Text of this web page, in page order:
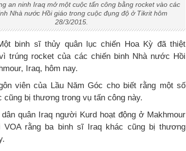
an ninh Iraq mở một cuộc tấn công bằng rocket vào các
Nhà nước Hồi giáo trong cuộc đụng độ ở Tikrit hôm
28/3/2015.
binh sĩ thủy quân lục chiến Hoa Kỳ đã thiệt
trúng rocket của các chiến binh Nhà nước Hồi
Iraq, hôm nay.
viên của Lầu Năm Góc cho biết rằng một số
cũng bị thương trong vụ tấn công này.
quân Iraq người Kurd hoạt động ở Makhmour
rằng ba binh sĩ Iraq khác cũng bị thương